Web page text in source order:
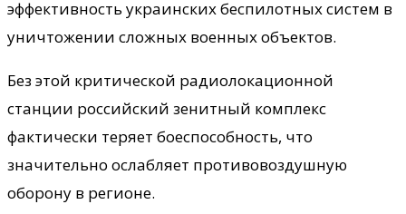
эффективность украинских беспилотных систем в
уничтожении сложных военных объектов.
Без этой критической радиолокационной
станции российский зенитный комплекс
фактически теряет боеспособность, что
значительно ослабляет противовоздушную
оборону в регионе.